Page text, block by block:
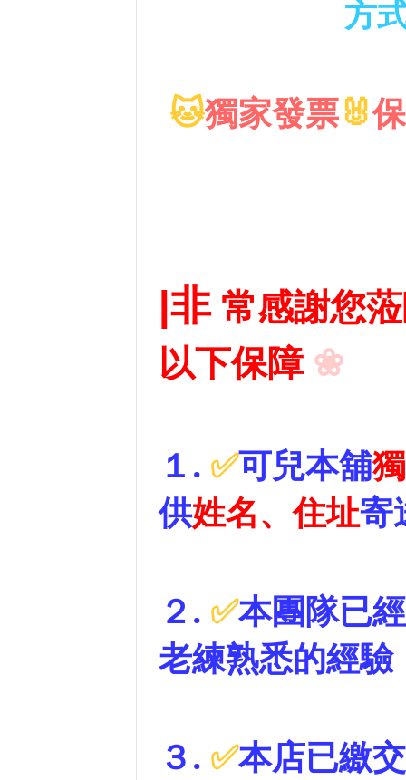
方
🐱獨家發票🐰
|非 常感謝您
以下保障 ❀
１ . ✅可兒本舖
供姓名、住址寄
２ . ✅本團隊已
老練熟悉的經驗
３. ✅本店已繳交